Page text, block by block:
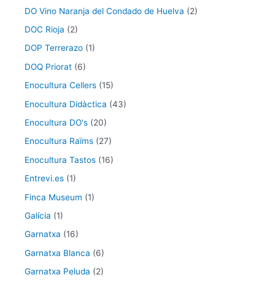
DO Vino Naranja del Condado de Huelva (2)
DOC Rioja (2)
DOP Terrerazo (1)
DOQ Priorat (6)
Enocultura Cellers (15)
Enocultura Didàctica (43)
Enocultura DO's (20)
Enocultura Raïms (27)
Enocultura Tastos (16)
Entrevi.es (1)
Finca Museum (1)
Galícia (1)
Garnatxa (16)
Garnatxa Blanca (6)
Garnatxa Peluda (2)